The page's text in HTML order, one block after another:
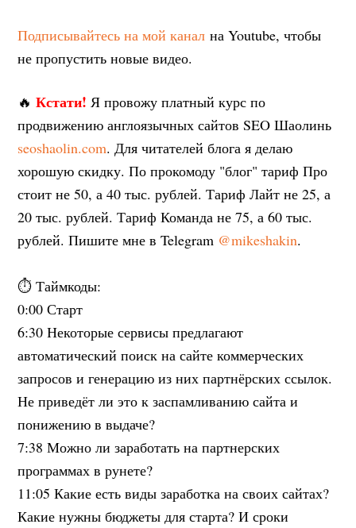
Подписывайтесь на мой канал на Youtube, чтобы
не пропустить новые видео.
🔥Кстати! Я провожу платный курс по
продвижению англоязычных сайтов SEO Шаолинь
seoshaolin.com. Для читателей блога я делаю
хорошую скидку. По прокомоду "блог" тариф Про
стоит не 50, а 40 тыс. рублей. Тариф Лайт не 25, а
20 тыс. рублей. Тариф Команда не 75, а 60 тыс.
рублей. Пишите мне в Telegram @mikeshakin.
⏱️ Таймкоды:
0:00 Старт
6:30 Некоторые сервисы предлагают
автоматический поиск на сайте коммерческих
запросов и генерацию из них партнёрских ссылок.
Не приведёт ли это к заспамливанию сайта и
понижению в выдаче?
7:38 Можно ли заработать на партнерских
программах в рунете?
11:05 Какие есть виды заработка на своих сайтах?
Какие нужны бюджеты для старта? И сроки